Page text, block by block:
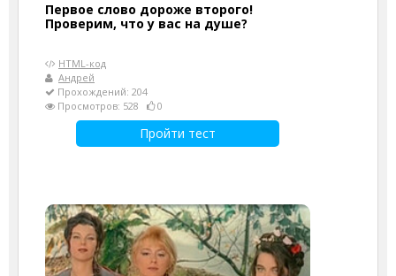
Первое слово дороже второго!
Проверим, что у вас на душе?
HTML-код
Андрей
Прохождений: 204
Просмотров: 528
0
Пройти тест